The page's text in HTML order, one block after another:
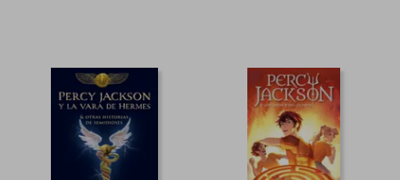
Rápido Rápido